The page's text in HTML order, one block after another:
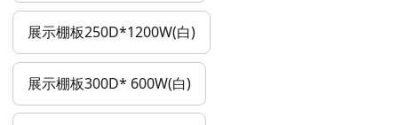
展示棚板250D*1200W(白)
展示棚板300D* 600W(白)